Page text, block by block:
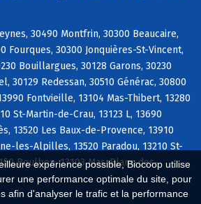
expérience possible, Biocoop utilise
une performance optimale du site, pour
afin d'analyser le trafic et la performance
30490 Montfrin, 30300 Beaucaire,
Fourques, 30300 Jonquières-St-Vincent,
Bouillargues, 30128 Garons, 30230
30129 Redessan, 30510 Générac, 30800
Fontvieille, 13104 Mas-Thibert, 13280
St-Martin-de-Crau, 13123 L, 13690
13520 Les Baux-de-Provence, 13910
les-Alpilles, 13520 Paradou, 13210 St-
Boulbon, 13103 Mas-Blanc-des-